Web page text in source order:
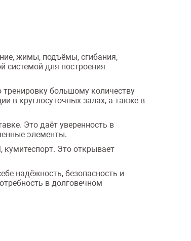
жимы, подъёмы, сгибания,
системой для построения
большому количеству
в круглосуточных залах, а также в
Это даёт уверенность в
элементы.
кумитеспорт. Это открывает
надёжность, безопасность и
в долговечном